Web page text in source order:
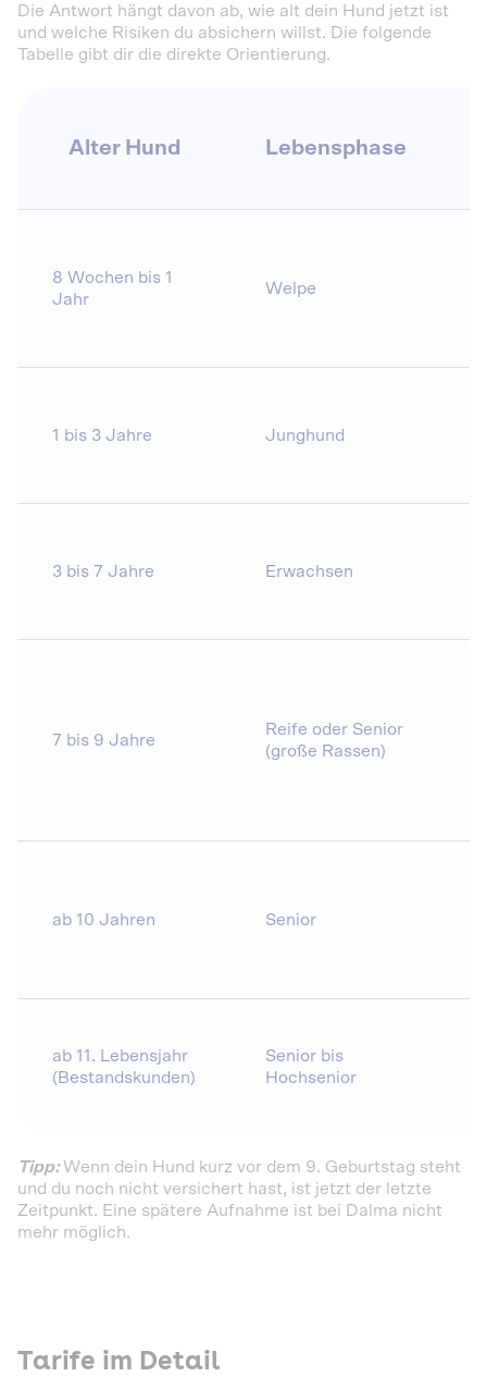
Die Antwort hängt davon ab, wie alt dein Hund jetzt ist
und welche Risiken du absichern willst. Die folgende
Tabelle gibt dir die direkte Orientierung.
Alter Hund Lebensphase
8 Wochen bis 1
Jahr
Welpe
1 bis 3 Jahre Junghund
3 bis 7 Jahre Erwachsen
7 bis 9 Jahre
Reife oder Senior
(große Rassen)
ab 10 Jahren Senior
ab 11. Lebensjahr
(Bestandskunden)
Senior bis
Hochsenior
Tipp:Wenn dein Hund kurz vor dem 9. Geburtstag steht
und du noch nicht versichert hast, ist jetzt der letzte
Zeitpunkt. Eine spätere Aufnahme ist bei Dalma nicht
mehr möglich.
Tarife im Detail